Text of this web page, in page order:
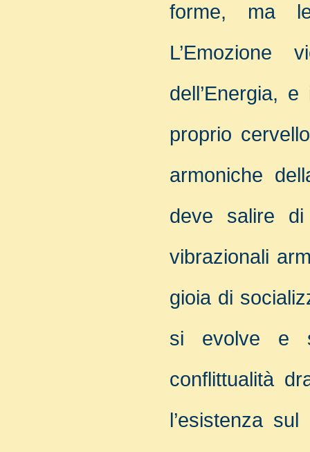
forme, ma
L’Emozione
dell’Energia,
proprio
armoniche
deve salire
vibrazionali
gioia di
si evolve e
conflittualità
l’esistenza